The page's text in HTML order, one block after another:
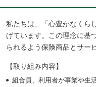
私たちは、「心豊かなくら
げています。この理念に基
られるよう保険商品とサー
【取り組み内容】
組合員、利用者が事業や生